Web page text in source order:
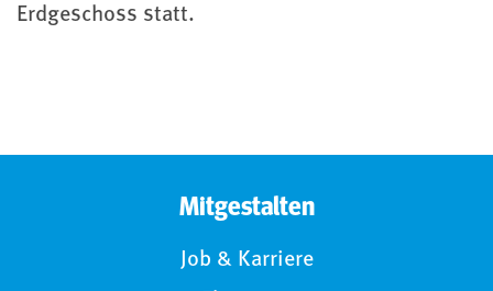
Erdgeschoss statt.
Mitgestalten
Job & Karriere